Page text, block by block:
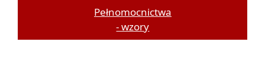
Pełnomocnictwa
- wzory